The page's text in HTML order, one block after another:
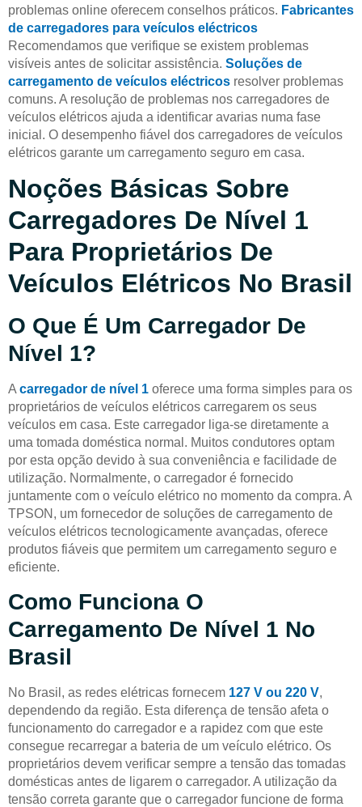
problemas online oferecem conselhos práticos. Fabricantes
de carregadores para veículos eléctricos
Recomendamos que verifique se existem problemas
visíveis antes de solicitar assistência. Soluções de
carregamento de veículos eléctricos resolver problemas
comuns. A resolução de problemas nos carregadores de
veículos elétricos ajuda a identificar avarias numa fase
inicial. O desempenho fiável dos carregadores de veículos
elétricos garante um carregamento seguro em casa.
Noções Básicas Sobre
Carregadores De Nível 1
Para Proprietários De
Veículos Elétricos No Brasil
O Que É Um Carregador De
Nível 1?
A carregador de nível 1 oferece uma forma simples para os
proprietários de veículos elétricos carregarem os seus
veículos em casa. Este carregador liga-se diretamente a
uma tomada doméstica normal. Muitos condutores optam
por esta opção devido à sua conveniência e facilidade de
utilização. Normalmente, o carregador é fornecido
juntamente com o veículo elétrico no momento da compra. A
TPSON, um fornecedor de soluções de carregamento de
veículos elétricos tecnologicamente avançadas, oferece
produtos fiáveis que permitem um carregamento seguro e
eficiente.
Como Funciona O
Carregamento De Nível 1 No
Brasil
No Brasil, as redes elétricas fornecem 127 V ou 220 V,
dependendo da região. Esta diferença de tensão afeta o
funcionamento do carregador e a rapidez com que este
consegue recarregar a bateria de um veículo elétrico. Os
proprietários devem verificar sempre a tensão das tomadas
domésticas antes de ligarem o carregador. A utilização da
tensão correta garante que o carregador funcione de forma